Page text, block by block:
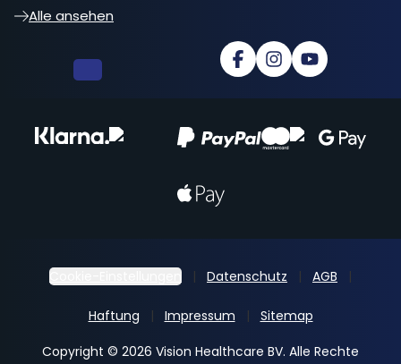
Alle ansehen
Cookie-Einstellungen Datenschutz AGB
Haftung Impressum
Sitemap
Copyright © 2026 Vision Healthcare BV. Alle Rechte